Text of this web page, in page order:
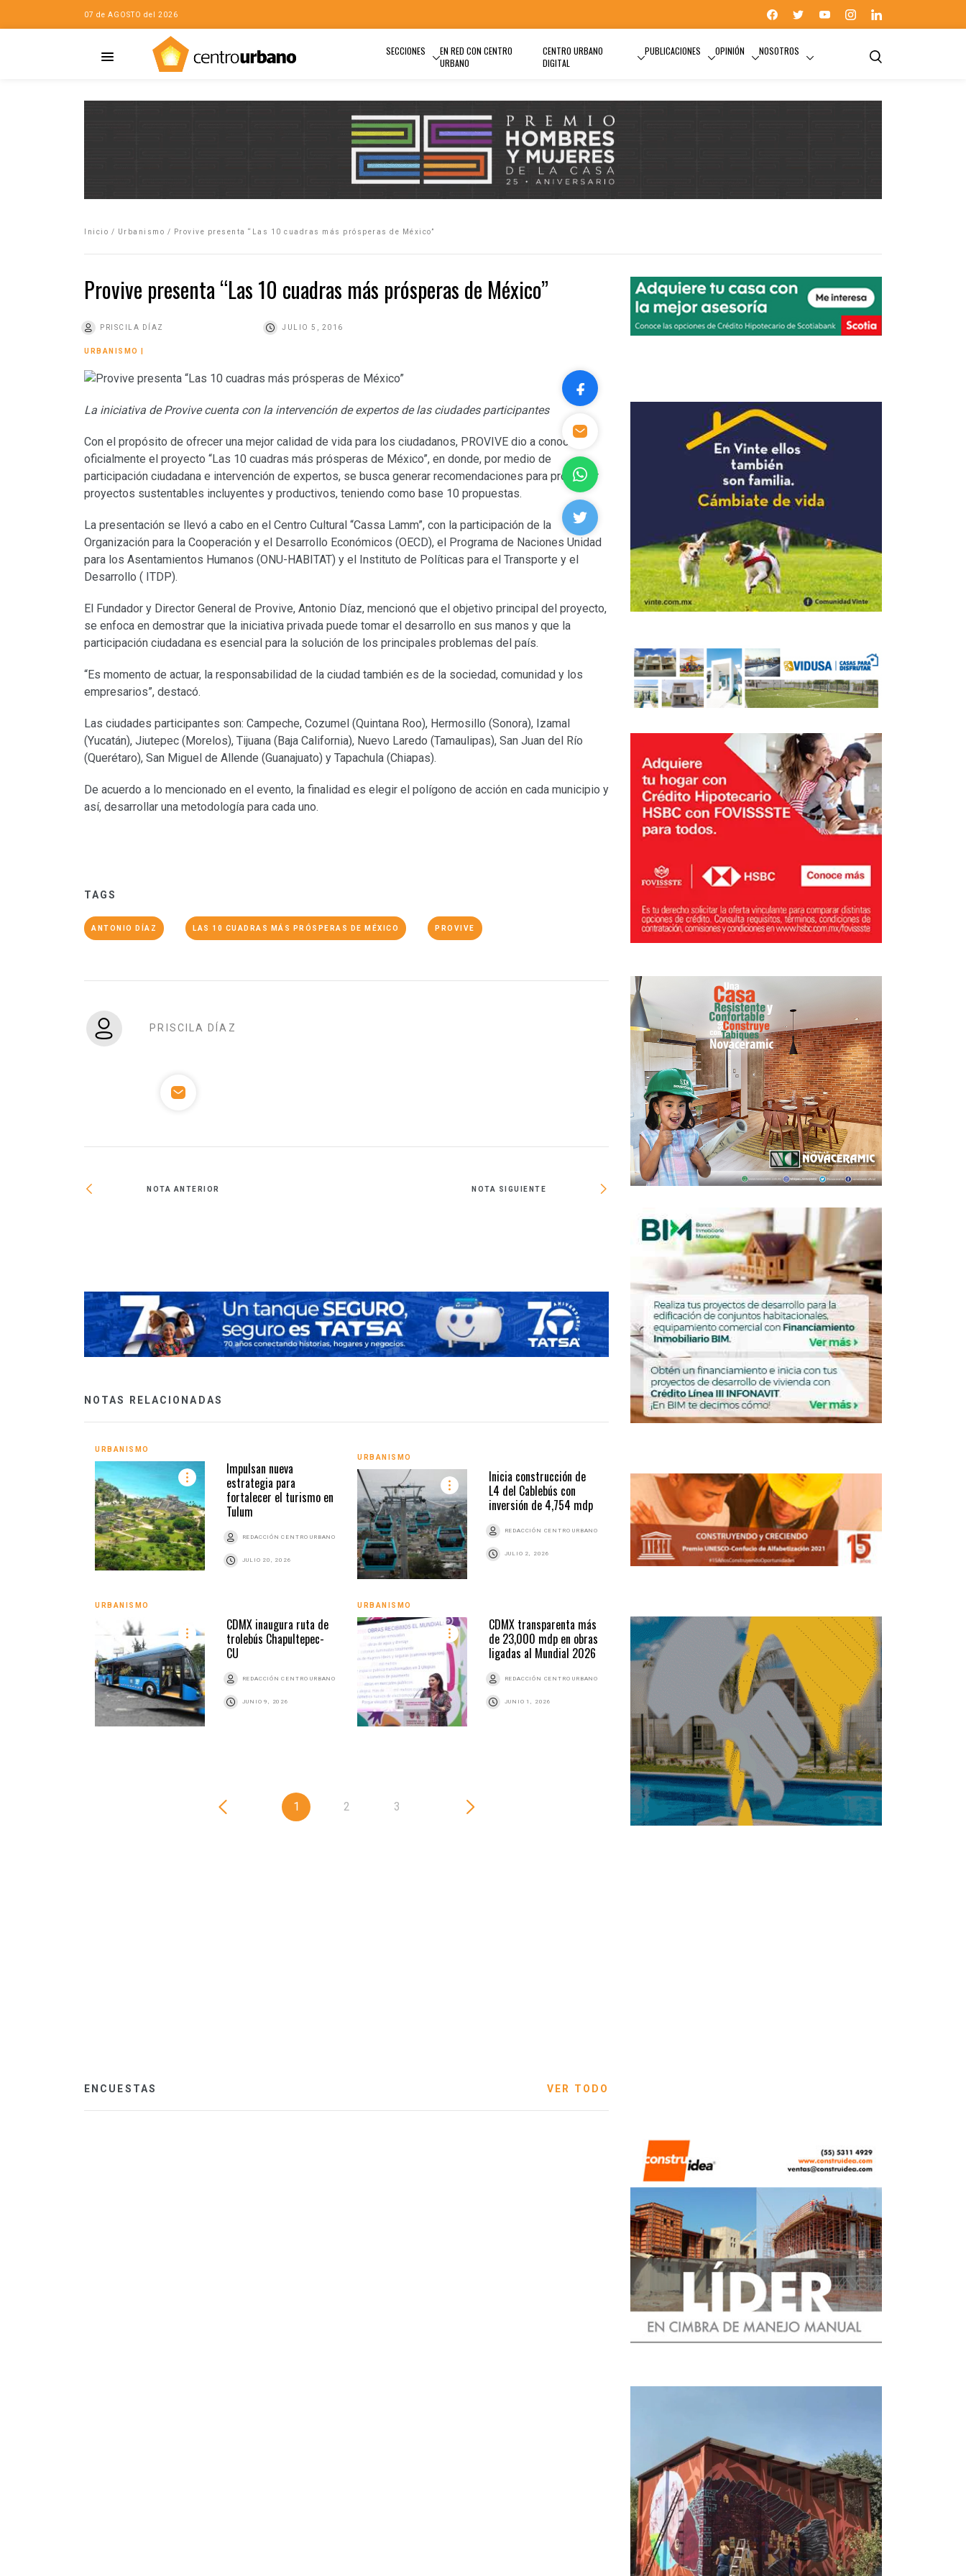
07 de AGOSTO del 2026
SECCIONES
EN RED CON CENTRO
URBANO
CENTRO URBANO
DIGITAL
PUBLICACIONES OPINIÓN NOSOTROS
Inicio / Urbanismo / Provive presenta “Las 10 cuadras más prósperas de México”
Provive presenta “Las 10 cuadras más prósperas de México”
PRISCILA DÍAZ JULIO 5, 2016
URBANISMO
La iniciativa de Provive cuenta con la intervención de expertos de las ciudades participantes
Con el propósito de ofrecer una mejor calidad de vida para los ciudadanos, PROVIVE dio a conocer
oficialmente el proyecto “Las 10 cuadras más prósperas de México”, en donde, por medio de
participación ciudadana e intervención de expertos, se busca generar recomendaciones para promover
proyectos sustentables incluyentes y productivos, teniendo como base 10 propuestas.
La presentación se llevó a cabo en el Centro Cultural “Cassa Lamm”, con la participación de la
Organización para la Cooperación y el Desarrollo Económicos (OECD), el Programa de Naciones Unidad
para los Asentamientos Humanos (ONU-HABITAT) y el Instituto de Políticas para el Transporte y el
Desarrollo ( ITDP).
El Fundador y Director General de Provive, Antonio Díaz, mencionó que el objetivo principal del proyecto,
se enfoca en demostrar que la iniciativa privada puede tomar el desarrollo en sus manos y que la
participación ciudadana es esencial para la solución de los principales problemas del país.
“Es momento de actuar, la responsabilidad de la ciudad también es de la sociedad, comunidad y los
empresarios”, destacó.
Las ciudades participantes son: Campeche, Cozumel (Quintana Roo), Hermosillo (Sonora), Izamal
(Yucatán), Jiutepec (Morelos), Tijuana (Baja California), Nuevo Laredo (Tamaulipas), San Juan del Río
(Querétaro), San Miguel de Allende (Guanajuato) y Tapachula (Chiapas).
De acuerdo a lo mencionado en el evento, la finalidad es elegir el polígono de acción en cada municipio y
así, desarrollar una metodología para cada uno.
TAGS
ANTONIO DÍAZ LAS 10 CUADRAS MÁS PRÓSPERAS DE MÉXICO PROVIVE
PRISCILA DÍAZ
NOTA ANTERIOR NOTA SIGUIENTE
Presentan Futura CDMX “Centro
Interactivo”
NOTAS RELACIONADAS
URBANISMO
Impulsan nueva
estrategia para
fortalecer el turismo en
Tulum
REDACCIÓN CENTRO URBANO
JULIO 20, 2026
URBANISMO
Inicia construcción de
L4 del Cablebús con
inversión de 4,754 mdp
REDACCIÓN CENTRO URBANO
JULIO 2, 2026
URBANISMO
CDMX inaugura ruta de
trolebús Chapultepec-
CU
REDACCIÓN CENTRO URBANO
JUNIO 9, 2026
URBANISMO
CDMX transparenta más
de 23,000 mdp en obras
ligadas al Mundial 2026
REDACCIÓN CENTRO URBANO
JUNIO 1, 2026
Brugada plantea modelo
de urbanismo feminista
en el WUF13
REDACCIÓN CENTRO URBANO
MAYO 19, 2026
Brugada lleva agenda de
vivienda y urbanismo al
WUF13
REDACCIÓN CENTRO URBANO
MAYO 18, 2026
1 2 3
ENCUESTAS VER TODO